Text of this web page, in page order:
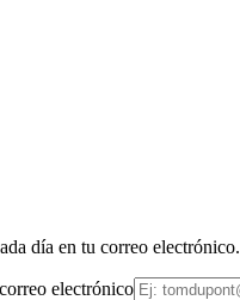
día en tu correo electrónico.
electrónico